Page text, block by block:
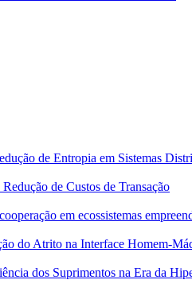
de Entropia em Sistemas
de Custos de Transação
em ecossistemas
do Atrito na Interface Homem-
dos Suprimentos na Era da